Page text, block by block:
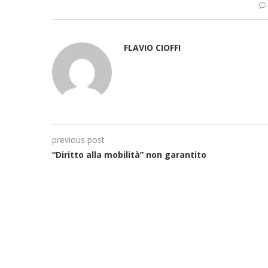
FLAVIO CIOFFI
previous post
“Diritto alla mobilità” non garantito